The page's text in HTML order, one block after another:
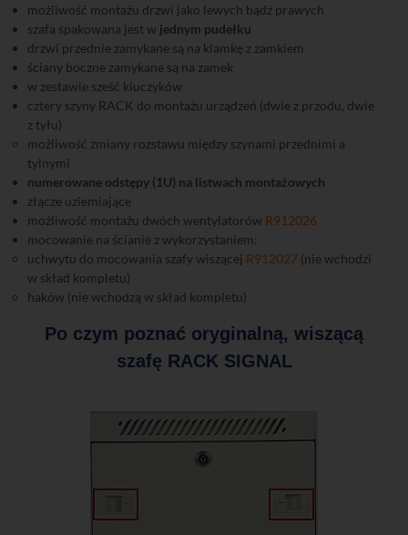
możliwość montażu drzwi jako lewych bądź prawych
szafa spakowana jest w jednym pudełku
drzwi przednie zamykane są na klamkę z zamkiem
ściany boczne zamykane są na zamek
w zestawie sześć kluczyków
cztery szyny RACK do montażu urządzeń (dwie z przodu, dwie
z tyłu)
możliwość zmiany rozstawu między szynami przednimi a
tylnymi
numerowane odstępy (1U) na listwach montażowych
złącze uziemiające
możliwość montażu dwóch wentylatorów R912026
mocowanie na ścianie z wykorzystaniem:
uchwytu do mocowania szafy wiszącej R912027 (nie wchodzi
w skład kompletu)
haków (nie wchodzą w skład kompletu)
Po czym poznać oryginalną, wiszącą
szafę RACK SIGNAL